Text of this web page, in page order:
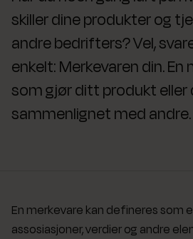
skiller dine produkter og
andre bedrifters? Vel,
enkelt: Merkevaren din. En
som gjør ditt produkt eller
sammenlignet med andre.
En merkevare kan defineres som
assosiasjoner, verdier og andre